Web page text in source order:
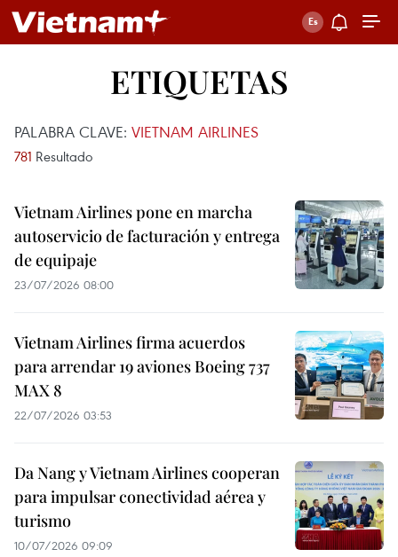
ETIQUETAS
PALABRA CLAVE: VIETNAM AIRLINES
781 Resultado
Vietnam Airlines pone en marcha
autoservicio de facturación y entrega
de equipaje
23/07/2026 08:00
Vietnam Airlines firma acuerdos
para arrendar 19 aviones Boeing 737
MAX 8
22/07/2026 03:53
Da Nang y Vietnam Airlines cooperan
para impulsar conectividad aérea y
turismo
10/07/2026 09:09